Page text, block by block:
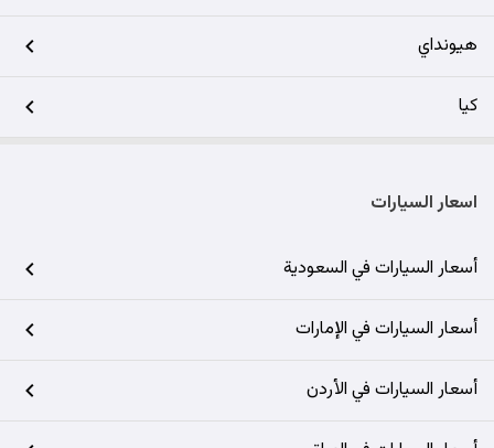
هيونداي
كيا
اسعار السيارات
أسعار السيارات في السعودية
أسعار السيارات في الإمارات
أسعار السيارات في الأردن